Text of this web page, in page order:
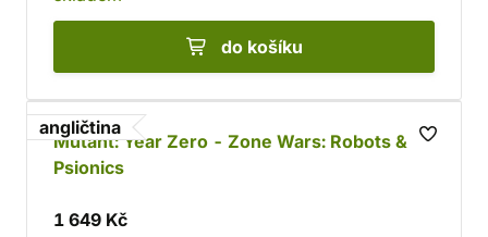
do košíku
angličtina
Mutant: Year Zero - Zone Wars: Robots &
Psionics
1 649 Kč